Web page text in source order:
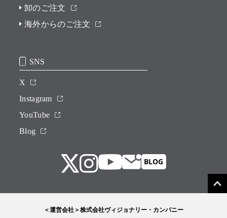
卸のご注文
海外からのご注文
SNS
X
Instagram
YouTube
Blog
＜運営会社＞株式会社ヴィジョナリー・カンパニー